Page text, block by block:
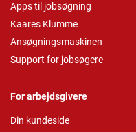
Apps til jobsøgning
Kaares Klumme
Ansøgningsmaskinen
Support for jobsøgere
For arbejdsgivere
Din kundeside